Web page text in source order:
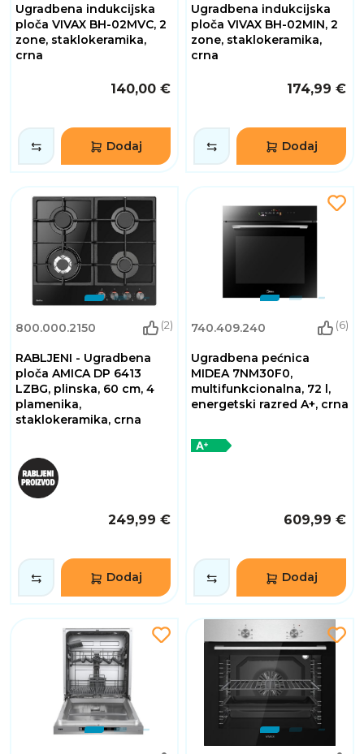
Ugradbena indukcijska
ploča VIVAX BH-02MVC, 2
zone, staklokeramika,
crna
140,00 €
Dodaj
Ugradbena indukcijska
ploča VIVAX BH-02MIN, 2
zone, staklokeramika,
crna
174,99 €
Dodaj
800.000.2150 (2)
RABLJENI - Ugradbena
ploča AMICA DP 6413
LZBG, plinska, 60 cm, 4
plamenika,
staklokeramika, crna
249,99 €
Dodaj
740.409.240 (6)
Ugradbena pećnica
MIDEA 7NM30F0,
multifunkcionalna, 72 l,
energetski razred A+, crna
609,99 €
Dodaj